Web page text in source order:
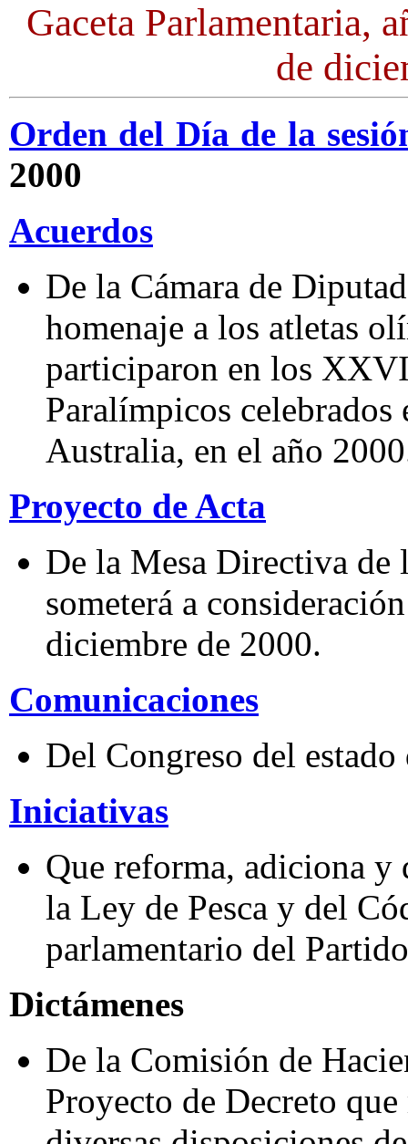
Gaceta Parlamentaria,
de
Orden del Día de la
2000
Acuerdos
De la Cámara de
homenaje a los atletas
participaron en los
Paralímpicos
Australia, en el año
Proyecto de Acta
De la Mesa Directiva de
someterá a
diciembre de 2000.
Comunicaciones
Del Congreso del estado
Iniciativas
Que reforma, adiciona y
la Ley de Pesca y del
parlamentario del
Dictámenes
De la Comisión de
Proyecto de Decreto